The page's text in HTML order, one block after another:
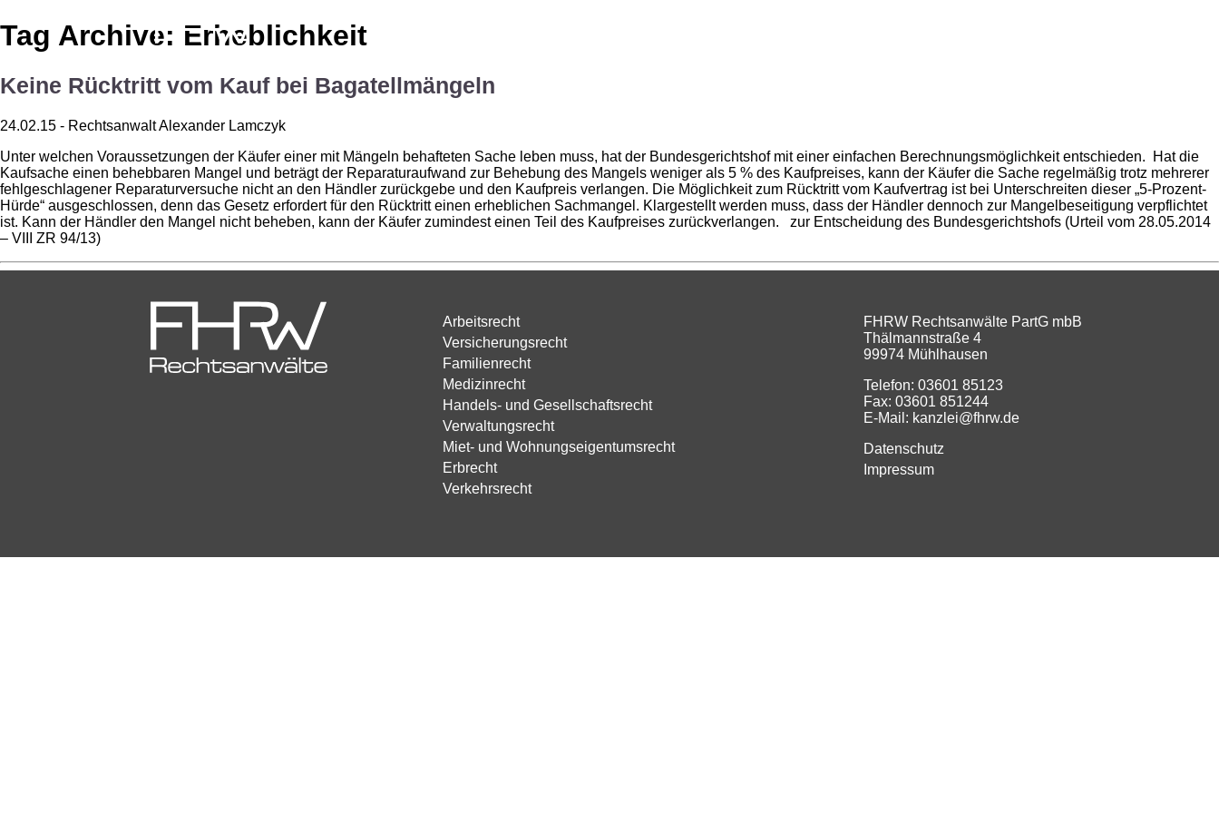
Tag Archive: Erheblichkeit
Keine Rücktritt vom Kauf bei Bagatellmängeln
24.02.15 - Rechtsanwalt Alexander Lamczyk
Unter welchen Voraussetzungen der Käufer einer mit Mängeln behafteten Sache leben muss, hat der Bundesgerichtshof mit einer einfachen Berechnungsmöglichkeit entschieden. Hat die
Kaufsache einen behebbaren Mangel und beträgt der Reparaturaufwand zur Behebung des Mangels weniger als 5 % des Kaufpreises, kann der Käufer die Sache regelmäßig trotz mehrerer
fehlgeschlagener Reparaturversuche nicht an den Händler zurückgebe und den Kaufpreis verlangen. Die Möglichkeit zum Rücktritt vom Kaufvertrag ist bei Unterschreiten dieser „5-Prozent-
Hürde“ ausgeschlossen, denn das Gesetz erfordert für den Rücktritt einen erheblichen Sachmangel. Klargestellt werden muss, dass der Händler dennoch zur Mangelbeseitigung verpflichtet
ist. Kann der Händler den Mangel nicht beheben, kann der Käufer zumindest einen Teil des Kaufpreises zurückverlangen. zur Entscheidung des Bundesgerichtshofs (Urteil vom 28.05.2014
– VIII ZR 94/13)
Arbeitsrecht
Versicherungsrecht
Familienrecht
Medizinrecht
Handels- und Gesellschaftsrecht
Verwaltungsrecht
Miet- und Wohnungseigentumsrecht
Erbrecht
Verkehrsrecht
FHRW Rechtsanwälte PartG mbB
Thälmannstraße 4
99974 Mühlhausen
Telefon: 03601 85123
Fax: 03601 851244
E-Mail: kanzlei@fhrw.de
Datenschutz
Impressum